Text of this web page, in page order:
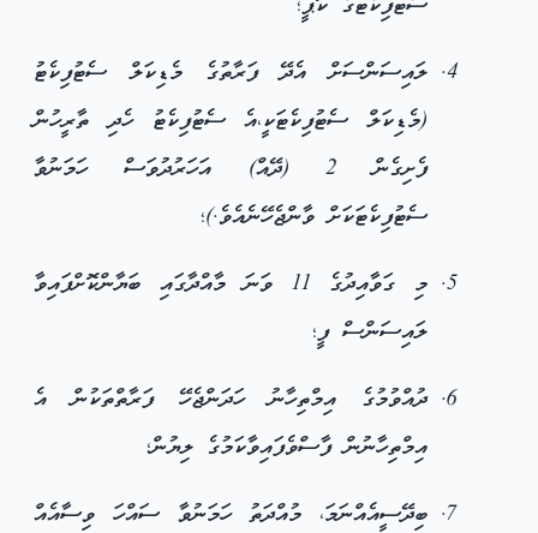
ލައިސަންސަށް އެދޭ ފަރާތުގެ މެޑިކަލް ސެޓުފިކެޓު
(މެޑިކަލް ސެޓުފިކެޓަކީ،އެ ސެޓުފިކެޓު ހެދި ތާރީހުން
ފެށިގެން 2 (ދޭއް) އަހަރުދުވަސް ހަމަނުވާ
ސެޓުފިކެޓަކަށް ވާންޖެހޭނެއެވެ.)؛
މި ގަވާއިދުގެ 11 ވަނަ މާއްދާގައި ބަޔާންކޮށްފައިވާ
ލައިސަންސް ފީ؛
ދުއްވުމުގެ އިމްތިހާނު ހަދަންޖެހޭ ފަރާތްތަކުން އެ
އިމްތިހާނުން ފާސްވެފައިވާކަމުގެ ލިޔުން؛
ބިދޭސީއެއްނަމަ، މުއްދަތު ހަމަނުވާ ސައްހަ ވިސާއެއް